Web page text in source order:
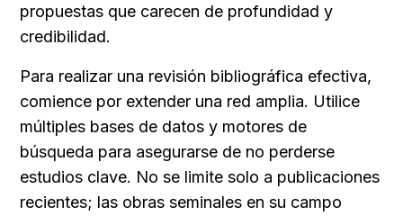
propuestas que carecen de profundidad y
credibilidad.
Para realizar una revisión bibliográfica efectiva,
comience por extender una red amplia. Utilice
múltiples bases de datos y motores de
búsqueda para asegurarse de no perderse
estudios clave. No se limite solo a publicaciones
recientes; las obras seminales en su campo